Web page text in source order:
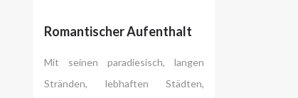
Romantischer Aufenthalt
Mit seinen paradiesisch, langen
Stränden, lebhaften Städten,